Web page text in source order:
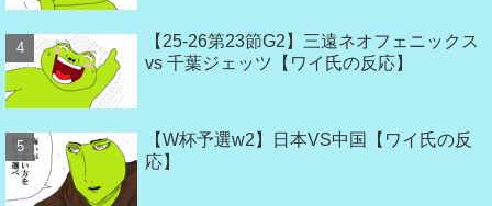
【25-26第23節G2】三遠ネオフェニックス
vs 千葉ジェッツ【ワイ氏の反応】
【W杯予選w2】日本VS中国【ワイ氏の反
応】